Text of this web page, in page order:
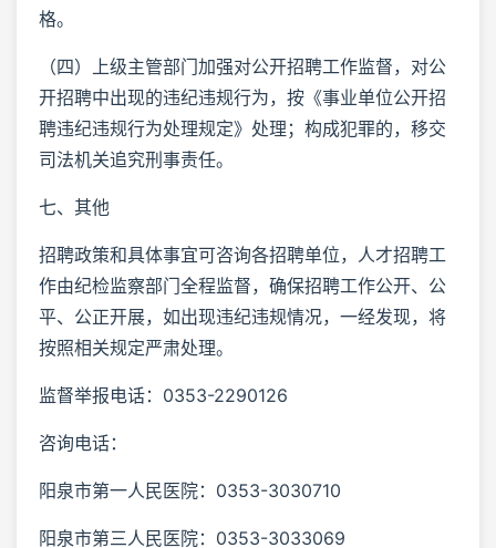
格。
（四）上级主管部门加强对公开招聘工作监督，对公
开招聘中出现的违纪违规行为，按《事业单位公开招
聘违纪违规行为处理规定》处理；构成犯罪的，移交
司法机关追究刑事责任。
七、其他
招聘政策和具体事宜可咨询各招聘单位，人才招聘工
作由纪检监察部门全程监督，确保招聘工作公开、公
平、公正开展，如出现违纪违规情况，一经发现，将
按照相关规定严肃处理。
监督举报电话：0353-2290126
咨询电话：
阳泉市第一人民医院：0353-3030710
阳泉市第三人民医院：0353-3033069